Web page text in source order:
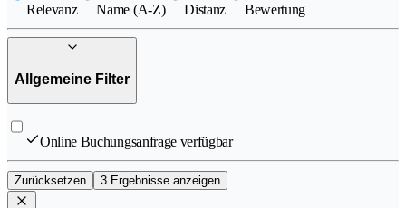
Relevanz Name (A-Z) Distanz Bewertung
Allgemeine Filter
Online Buchungsanfrage verfügbar
Zurücksetzen 3 Ergebnisse anzeigen